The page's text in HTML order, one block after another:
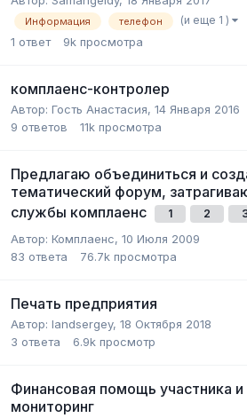
Информация телефон (и еще 1 )
1 ответ 9k просмотра
комплаенс-контролер
Автор: Гость Анастасия, 14 Января 2016
9 ответов 11k просмотра
Предлагаю объединиться и
тематический форум,
службы комплаенс
1 2
Автор: Комплаенс, 10 Июля 2009
83 ответа 76.7k просмотра
Печать предприятия
Автор: landsergey, 18 Октября 2018
3 ответа 6.9k просмотр
Финансовая помощь участника
мониторинг